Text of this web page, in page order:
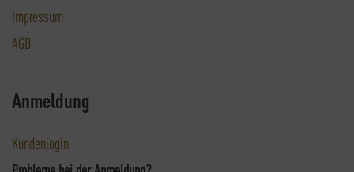
Impressum
AGB
Anmeldung
Kundenlogin